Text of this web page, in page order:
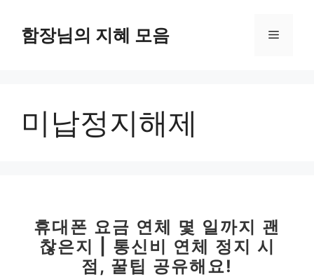
함장님의 지혜 모음 메
미납정지해제
휴대폰 요금 연체 몇 일까지 괜
찮은지 | 통신비 연체 정지 시
점, 꿀팁 공유해요!